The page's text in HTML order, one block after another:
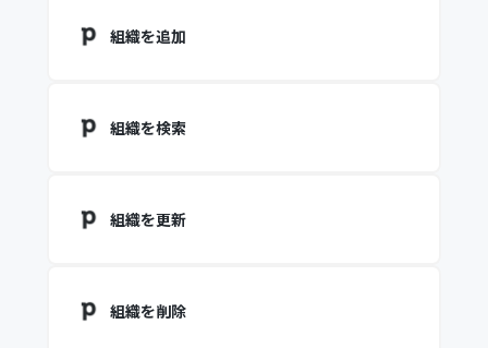
組織を追加
組織を検索
組織を更新
組織を削除